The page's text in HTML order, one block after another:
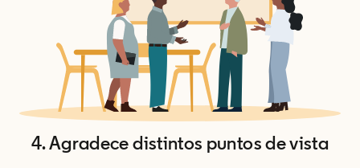
4. Agradece distintos puntos de vista